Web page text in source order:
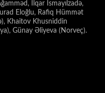
İlqar İsmayılzadə,
Eloğlu, Rafiq Hümmət
Khaitov Khusniddin
Günay Əliyeva (Norveç).